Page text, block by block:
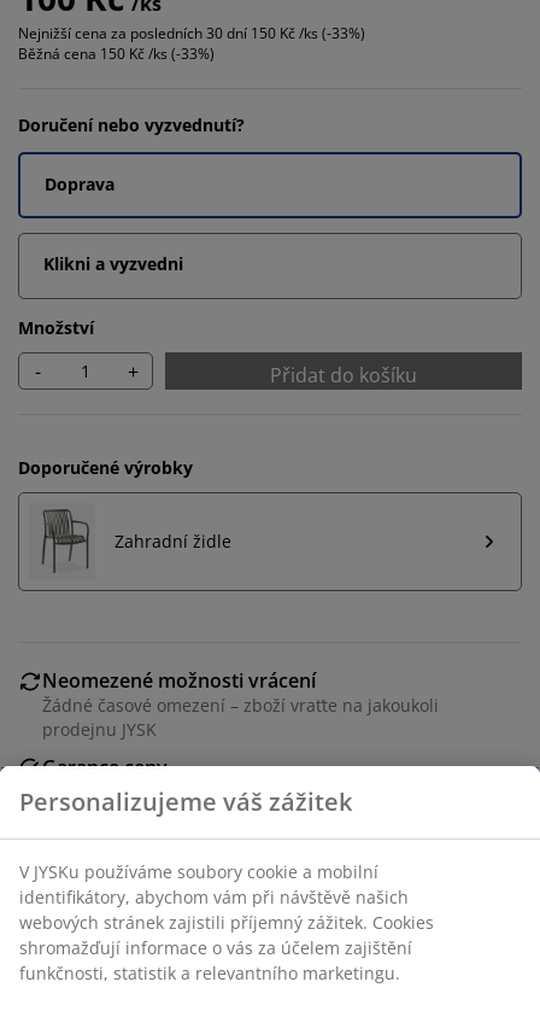
Nejnižší cena za posledních 30 dní 150 Kč /ks (-33%)
Běžná cena 150 Kč /ks (-33%)
Doručení nebo vyzvednutí?
Doprava
Klikni a vyzvedni
Množství
- + Přidat do košíku
Doporučené výrobky
Zahradní židle
Neomezené možnosti vrácení
Žádné časové omezení – zboží vraťte na jakoukoli
prodejnu JYSK
Garance ceny
30-denní garance ceny na všechny výrobky
Kvalitní zahradní polstr s odolným potahem. Na
sedadlo židle. 40x40x4 cm
Personalizujeme váš zážitek
V JYSKu používáme soubory cookie a mobilní
identifikátory, abychom vám při návštěvě našich
webových stránek zajistili příjemný zážitek. Cookies
shromažďují informace o vás za účelem zajištění
funkčnosti, statistik a relevantního marketingu.